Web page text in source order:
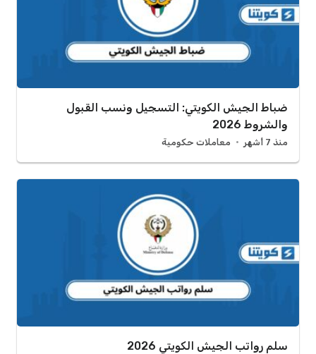
ضباط الجيش الكويتي: التسجيل ونسب القبول
والشروط 2026
منذ 7 أشهر معاملات حكومية
سلم رواتب الجيش الكويتي 2026